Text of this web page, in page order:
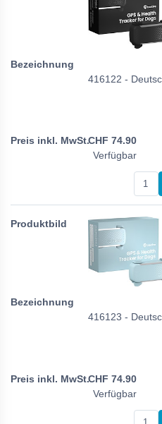
416122 -
CHF 74.90
Verfügbar
416123 -
CHF 74.90
Verfügbar